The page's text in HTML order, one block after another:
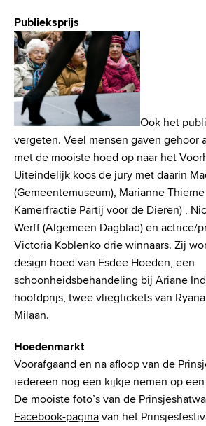
Publieksprijs
Ook het
vergeten. Veel mensen gaven gehoor
met de mooiste hoed op naar het
Uiteindelijk koos de jury met daarin
(Gemeentemuseum), Marianne
Kamerfractie Partij voor de Dieren) ,
Werff (Algemeen Dagblad) en actrice/
Victoria Koblenko drie winnaars. Zij
design hoed van Esdee Hoeden, een
schoonheidsbehandeling bij Ariane
hoofdprijs, twee vliegtickets van
Milaan.
Hoedenmarkt
Voorafgaand en na afloop van de
iedereen nog een kijkje nemen op
De mooiste foto’s van de
Facebook-paginavan het